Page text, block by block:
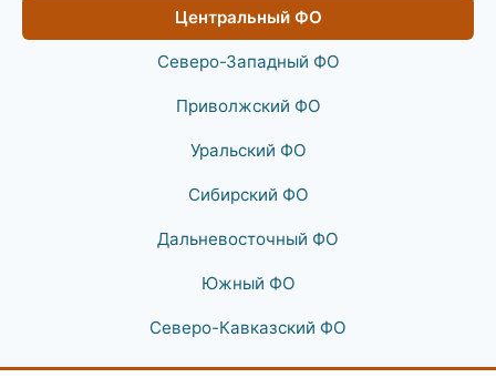
Центральный ФО
Северо-Западный ФО
Приволжский ФО
Уральский ФО
Сибирский ФО
Дальневосточный ФО
Южный ФО
Северо-Кавказский ФО